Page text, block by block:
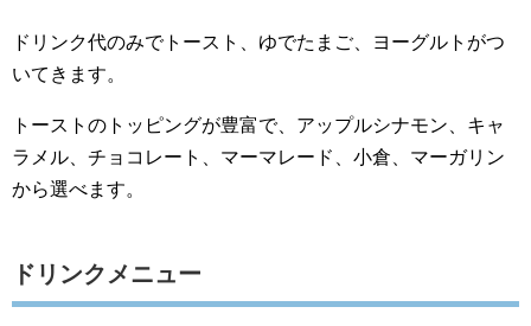
ドリンク代のみでトースト、ゆでたまご、ヨーグルトがつ
いてきます。
トーストのトッピングが豊富で、アップルシナモン、キャ
ラメル、チョコレート、マーマレード、小倉、マーガリン
から選べます。
ドリンクメニュー